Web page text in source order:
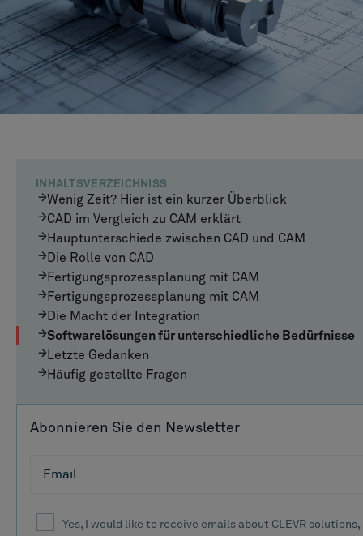
INHALTSVERZEICHNISS
Wenig Zeit? Hier ist ein kurzer Überblick
CAD im Vergleich zu CAM erklärt
Hauptunterschiede zwischen CAD und CAM
Die Rolle von CAD
Fertigungsprozessplanung mit CAM
Fertigungsprozessplanung mit CAM
Die Macht der Integration
Softwarelösungen für unterschiedliche Bedürfnisse
Letzte Gedanken
Häufig gestellte Fragen
Abonnieren Sie den Newsletter